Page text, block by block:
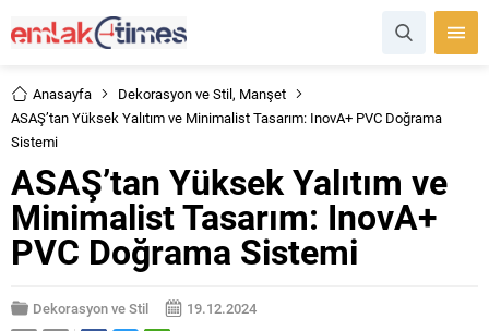
Anasayfa Dekorasyon ve Stil, Manşet
ASAŞ’tan Yüksek Yalıtım ve Minimalist Tasarım: InovA+ PVC Doğrama
Sistemi
ASAŞ’tan Yüksek Yalıtım ve
Minimalist Tasarım: InovA+
PVC Doğrama Sistemi
Dekorasyon ve Stil
19.12.2024